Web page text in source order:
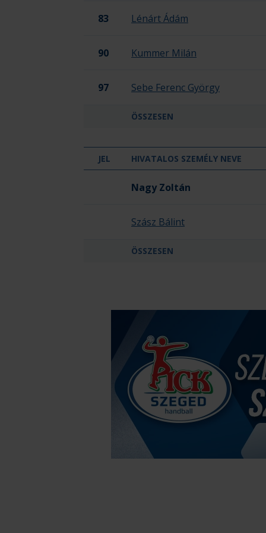
83 Lénárt Ádám
90 Kummer Milán
97 Sebe Ferenc György
ÖSSZESEN
JEL HIVATALOS SZEMÉLY NEVE
Nagy Zoltán
Szász Bálint
ÖSSZESEN